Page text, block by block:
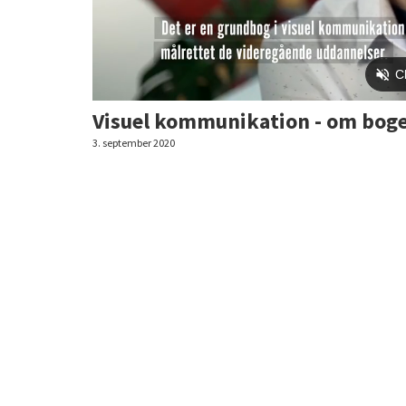
Visuel kommunikation - om
3. september 2020